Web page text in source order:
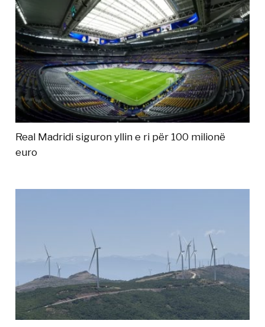
Real Madridi siguron yllin e ri për 100 milionë
euro